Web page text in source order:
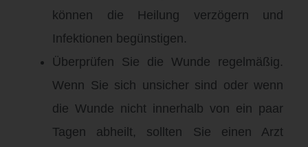
können die Heilung verzögern und
Infektionen begünstigen.
Überprüfen Sie die Wunde regelmäßig.
Wenn Sie sich unsicher sind oder wenn
die Wunde nicht innerhalb von ein paar
Tagen abheilt, sollten Sie einen Arzt